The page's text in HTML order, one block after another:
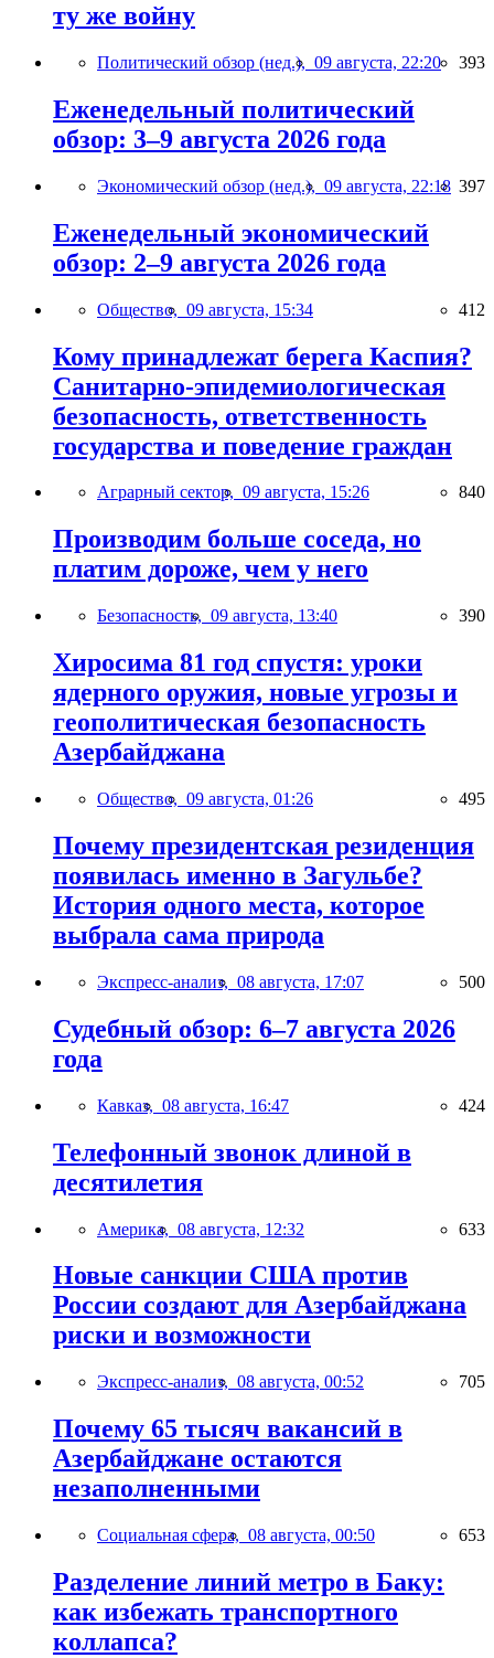
ту же войну
Политический обзор (нед.), 09 августа, 22:20 393
Еженедельный политический
обзор: 3–9 августа 2026 года
Экономический обзор (нед.), 09 августа, 22:18 397
Еженедельный экономический
обзор: 2–9 августа 2026 года
Общество, 09 августа, 15:34 412
Кому принадлежат берега Каспия?
Санитарно-эпидемиологическая
безопасность, ответственность
государства и поведение граждан
Аграрный сектор, 09 августа, 15:26 840
Производим больше соседа, но
платим дороже, чем у него
Безопасность, 09 августа, 13:40 390
Хиросима 81 год спустя: уроки
ядерного оружия, новые угрозы и
геополитическая безопасность
Азербайджана
Общество, 09 августа, 01:26 495
Почему президентская резиденция
появилась именно в Загульбе?
История одного места, которое
выбрала сама природа
Экспресс-анализ, 08 августа, 17:07 500
Судебный обзор: 6–7 августа 2026
года
Кавказ, 08 августа, 16:47 424
Телефонный звонок длиной в
десятилетия
Америка, 08 августа, 12:32 633
Новые санкции США против
России создают для Азербайджана
риски и возможности
Экспресс-анализ, 08 августа, 00:52 705
Почему 65 тысяч вакансий в
Азербайджане остаются
незаполненными
Социальная сфера, 08 августа, 00:50 653
Разделение линий метро в Баку:
как избежать транспортного
коллапса?